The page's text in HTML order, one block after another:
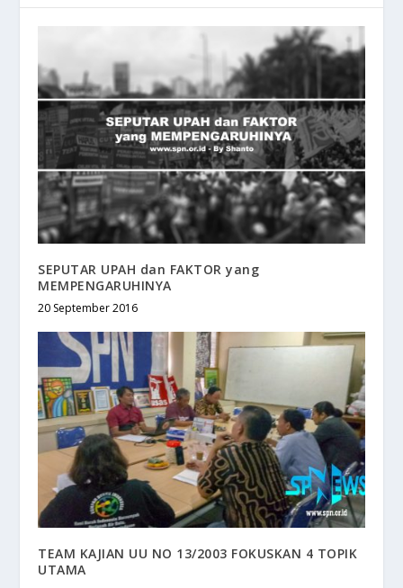
SEPUTAR UPAH dan FAKTOR yang
MEMPENGARUHINYA
20 September 2016
TEAM KAJIAN UU NO 13/2003 FOKUSKAN 4 TOPIK
UTAMA